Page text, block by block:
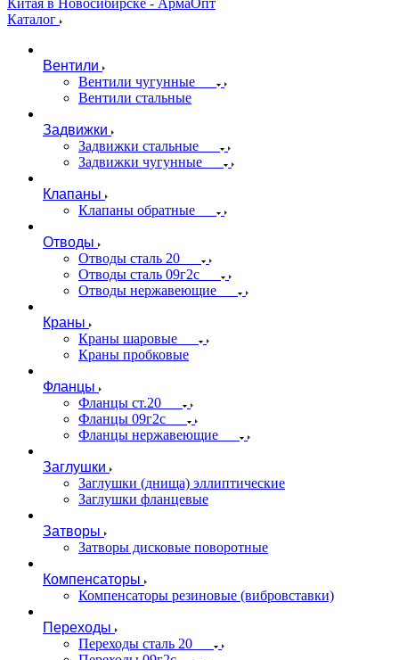
Каталог
Вентили
Вентили чугунные
Вентили стальные
Задвижки
Задвижки стальные
Задвижки чугунные
Клапаны
Клапаны обратные
Отводы
Отводы сталь 20
Отводы сталь 09г2с
Отводы нержавеющие
Краны
Краны шаровые
Краны пробковые
Фланцы
Фланцы ст.20
Фланцы 09г2с
Фланцы нержавеющие
Заглушки
Заглушки (днища) эллиптические
Заглушки фланцевые
Затворы
Затворы дисковые поворотные
Компенсаторы
Компенсаторы резиновые (вибровставки)
Переходы
Переходы сталь 20